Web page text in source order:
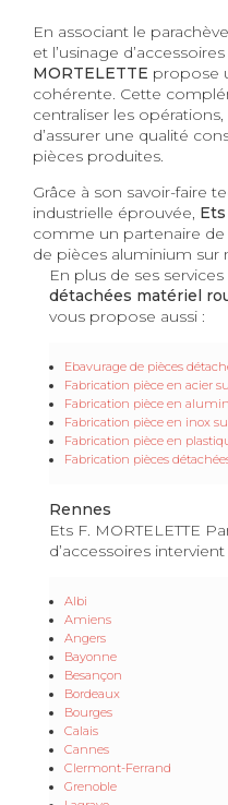
En associant le
et l’usinage
MORTELETTE propose
cohérente. Cette
centraliser les
d’assurer une qualité
pièces produites.
Grâce à son savoir-faire
industrielle éprouvée,
comme un partenaire
de pièces aluminium sur
En plus de ses services
détachées matériel
vous propose aussi :
Ebavurage de pièces
Fabrication pièce en acier
Fabrication pièce en
Fabrication pièce en inox
Fabrication pièce en
Fabrication pièces
Rennes
Ets F. MORTELETTE
d’accessoires
Albi
Amiens
Angers
Bayonne
Besançon
Bordeaux
Bourges
Calais
Cannes
Clermont-Ferrand
Grenoble